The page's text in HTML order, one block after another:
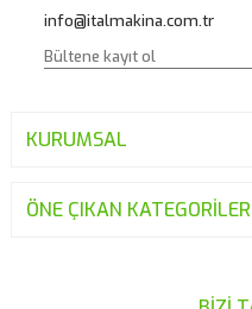
Bu ürüne benzer farklı
info@italmakina.com.tr
KURUMSAL
ÖNE ÇIKAN KATEGORİLER